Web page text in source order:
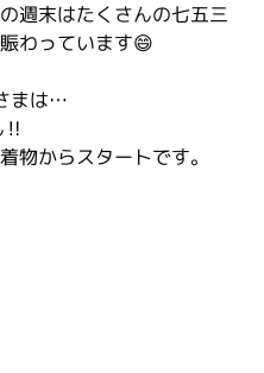
週末はたくさんの七五三
わっています😄
まは…
‼️
物からスタートです。